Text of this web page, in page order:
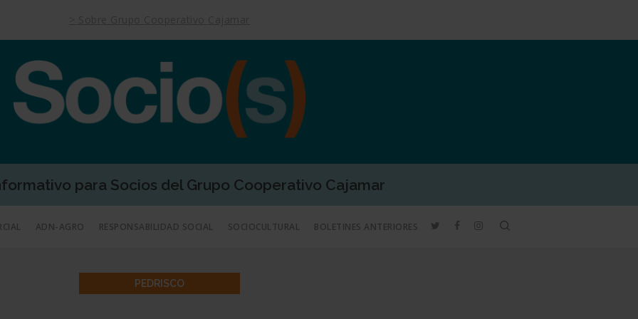
para Socios del Grupo Cooperativo Cajamar
ADN-AGRO RESPONSABILIDAD SOCIAL SOCIOCULTURAL BOLETINES ANTERIORES TWITTERFACEBOOKINSTAGRAM
PEDRISCO